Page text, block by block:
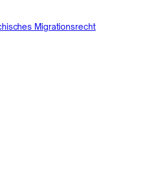
Migrationsrecht